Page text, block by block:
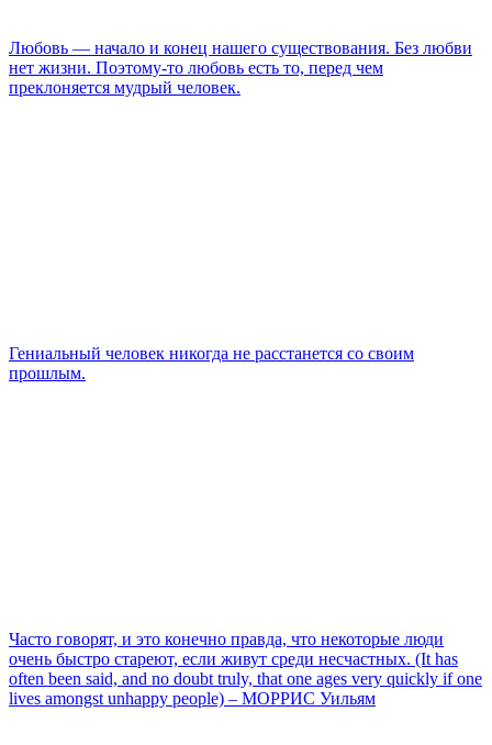
Любовь — начало и конец нашего существования. Без любви
нет жизни. Поэтому-то любовь есть то, перед чем
преклоняется мудрый человек.
Гениальный человек никогда не расстанется со своим
прошлым.
Часто говорят, и это конечно правда, что некоторые люди
очень быстро стареют, если живут среди несчастных. (It has
often been said, and no doubt truly, that one ages very quickly if one
lives amongst unhappy people) – МОРРИС Уильям